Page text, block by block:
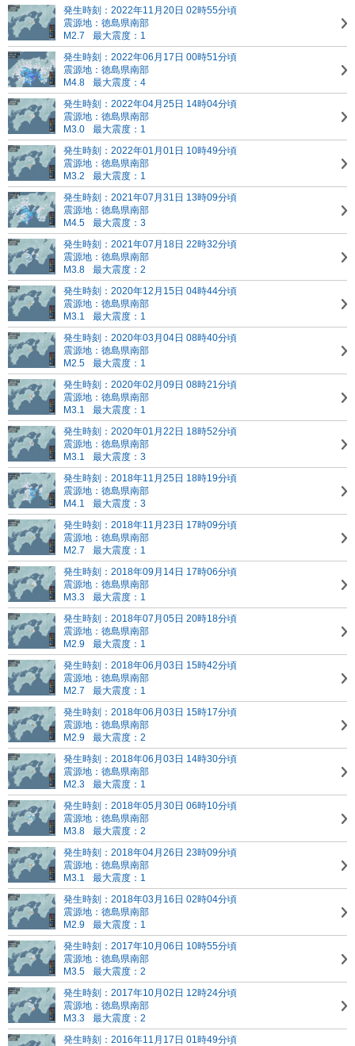
発生時刻：2022年11月20日 02時55分頃
震源地：徳島県南部
M2.7
最大震度：1
発生時刻：2022年06月17日 00時51分頃
震源地：徳島県南部
M4.8
最大震度：4
発生時刻：2022年04月25日 14時04分頃
震源地：徳島県南部
M3.0
最大震度：1
発生時刻：2022年01月01日 10時49分頃
震源地：徳島県南部
M3.2
最大震度：1
発生時刻：2021年07月31日 13時09分頃
震源地：徳島県南部
M4.5
最大震度：3
発生時刻：2021年07月18日 22時32分頃
震源地：徳島県南部
M3.8
最大震度：2
発生時刻：2020年12月15日 04時44分頃
震源地：徳島県南部
M3.1
最大震度：1
発生時刻：2020年03月04日 08時40分頃
震源地：徳島県南部
M2.5
最大震度：1
発生時刻：2020年02月09日 08時21分頃
震源地：徳島県南部
M3.1
最大震度：1
発生時刻：2020年01月22日 18時52分頃
震源地：徳島県南部
M3.1
最大震度：3
発生時刻：2018年11月25日 18時19分頃
震源地：徳島県南部
M4.1
最大震度：3
発生時刻：2018年11月23日 17時09分頃
震源地：徳島県南部
M2.7
最大震度：1
発生時刻：2018年09月14日 17時06分頃
震源地：徳島県南部
M3.3
最大震度：1
発生時刻：2018年07月05日 20時18分頃
震源地：徳島県南部
M2.9
最大震度：1
発生時刻：2018年06月03日 15時42分頃
震源地：徳島県南部
M2.7
最大震度：1
発生時刻：2018年06月03日 15時17分頃
震源地：徳島県南部
M2.9
最大震度：2
発生時刻：2018年06月03日 14時30分頃
震源地：徳島県南部
M2.3
最大震度：1
発生時刻：2018年05月30日 06時10分頃
震源地：徳島県南部
M3.8
最大震度：2
発生時刻：2018年04月26日 23時09分頃
震源地：徳島県南部
M3.1
最大震度：1
発生時刻：2018年03月16日 02時04分頃
震源地：徳島県南部
M2.9
最大震度：1
発生時刻：2017年10月06日 10時55分頃
震源地：徳島県南部
M3.5
最大震度：2
発生時刻：2017年10月02日 12時24分頃
震源地：徳島県南部
M3.3
最大震度：2
発生時刻：2016年11月17日 01時49分頃